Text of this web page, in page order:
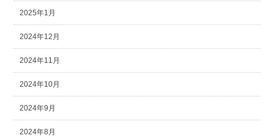
2025年1月
2024年12月
2024年11月
2024年10月
2024年9月
2024年8月